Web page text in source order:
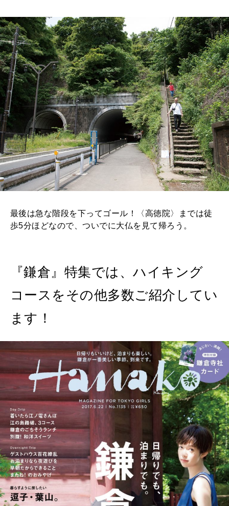
最後は急な階段を下ってゴール！〈高徳院〉までは徒
歩5分ほどなので、ついでに大仏を見て帰ろう。
『鎌倉』特集では、ハイキング
コースをその他多数ご紹介してい
ます！